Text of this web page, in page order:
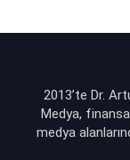
2013’te Dr.
Medya,
medya